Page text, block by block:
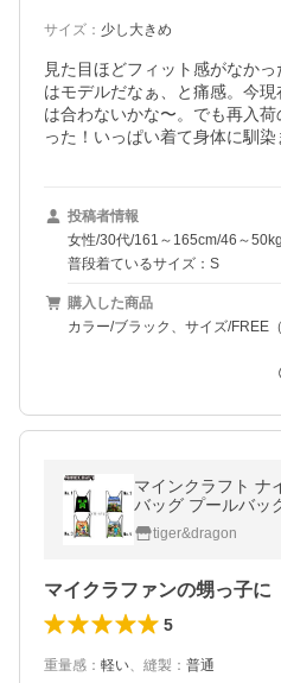
サイズ ： 少し大きめ
見た目ほどフィット感がなか
はモデルだなぁ、と痛感。今
は合わないかな〜。でも再入
った！いっぱい着て身体に馴染
投稿者情報
女性/30代/161～165cm/46～50kg
普段着ているサイズ：S
購入した商品
カラー/ブラック、サイズ/FREE
マインクラフト ナ
バッグ プールバッ
袋 クリーパー リュ
ムキャラクター グ
tiger&dragon
マイクラファンの甥っ子に
5
重量感 ： 軽い、 縫製 ： 普通